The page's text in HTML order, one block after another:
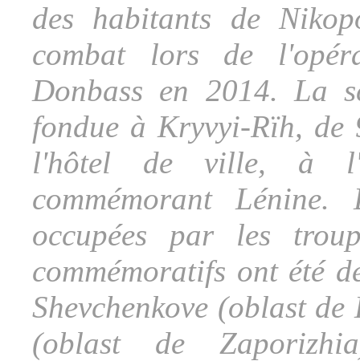
des habitants de
combat lors de
Donbass en 2014. La
fondue à Kryvyi-Rïh, de
l'hôtel de ville, à
commémorant
occupées par les
commémoratifs ont été
Shevchenkove (oblast
(oblast de